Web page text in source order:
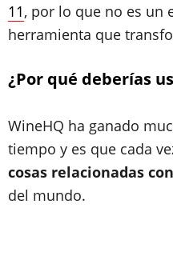
11, por lo que no es un
herramienta que
¿Por qué deberías
WineHQ ha ganado
tiempo y es que cada
cosas relacionadas
del mundo.